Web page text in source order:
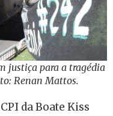
justiça para a tragédia
Renan Mattos.
da Boate Kiss